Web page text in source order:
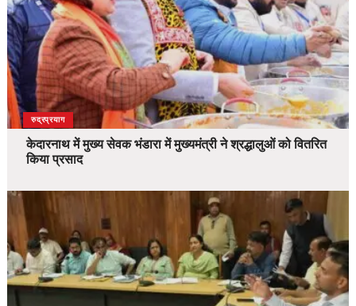
उत्तराखंड
देश
रुद्रप्रयाग
केदारनाथ में मुख्य सेवक भंडारा में मुख्यमंत्री ने श्रद्धालुओं को वितरित
किया प्रसाद